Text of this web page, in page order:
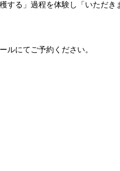
する」過程を体験し「いただ
ルにてご予約ください。